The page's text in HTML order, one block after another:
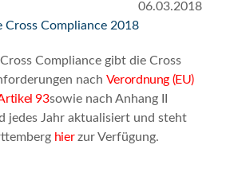
06.03.2018
Cross Compliance 2018
Compliance gibt die Cross
nach Verordnung (EU)
93sowie nach Anhang II
jedes Jahr aktualisiert und steht
hierzur Verfügung.